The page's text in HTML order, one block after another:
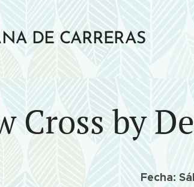
DE CARRERAS
Cross by
Fecha: